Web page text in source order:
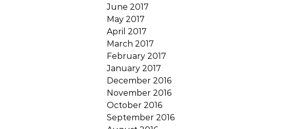
June 2017
May 2017
April 2017
March 2017
February 2017
January 2017
December 2016
November 2016
October 2016
September 2016